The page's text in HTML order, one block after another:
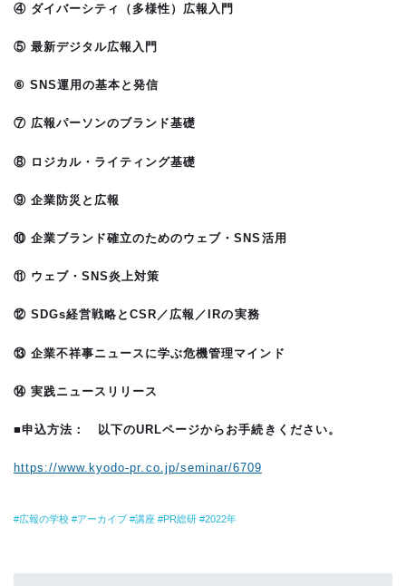
④ ダイバーシティ（多様性）広報入門
⑤ 最新デジタル広報入門
⑥ SNS運用の基本と発信
⑦ 広報パーソンのブランド基礎
⑧ ロジカル・ライティング基礎
⑨ 企業防災と広報
⑩ 企業ブランド確立のためのウェブ・SNS活用
⑪ ウェブ・SNS炎上対策
⑫ SDGs経営戦略とCSR／広報／IRの実務
⑬ 企業不祥事ニュースに学ぶ危機管理マインド
⑭ 実践ニュースリリース
■申込方法： 以下のURLページからお手続きください。
https://www.kyodo-pr.co.jp/seminar/6709
広報の学校 アーカイブ 講座 PR総研 2022年